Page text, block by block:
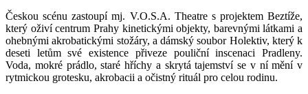
Českou scénu zastoupí mj. V.O.S.A. Theatre s projektem Beztíže,
který oživí centrum Prahy kinetickými objekty, barevnými látkami a
ohebnými akrobatickými stožáry, a dámský soubor Holektiv, který k
deseti letům své existence přiveze pouliční inscenaci Pradleny.
Voda, mokré prádlo, staré hříchy a skrytá tajemství se v ní mění v
rytmickou grotesku, akrobacii a očistný rituál pro celou rodinu.